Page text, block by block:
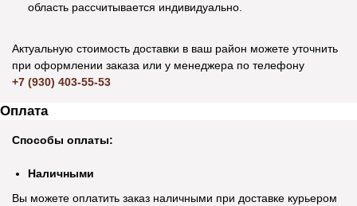
область рассчитывается индивидуально.
Актуальную стоимость доставки в ваш район можете уточнить
при оформлении заказа или у менеджера по телефону
+7 (930) 403-55-53
Оплата
Способы оплаты:
Наличными
Вы можете оплатить заказ наличными при доставке курьером